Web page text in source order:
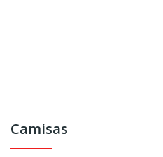
Camisas